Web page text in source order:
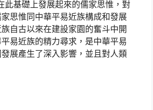
基礎上發展起來的儒家思惟，對
思惟同中華平易近族構成和發展
自古以來在建設家園的奮斗中開
易近族的精力尋求，是中華平易
展產生了深入影響，並且對人類